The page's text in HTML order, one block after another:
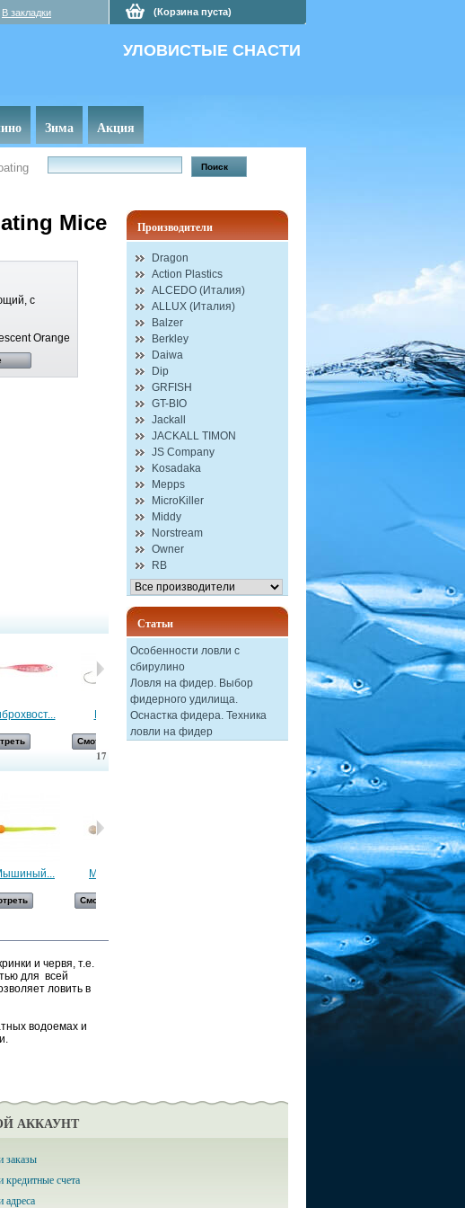
В закладки (Корзина пуста)
УЛОВИСТЫЕ СНАСТИ
Зима Акция
Mice
с
Orange
Блесна...
Смотреть
Естественная...
Смотреть Смотреть
17
Мышиный...
Смотреть
Berkley,... Berkley,...
Смотреть
и червя, т.е.
для всей
ловить в
водоемах и
Производители
Dragon
Action Plastics
ALCEDO (Италия)
ALLUX (Италия)
Balzer
Berkley
Daiwa
Dip
GRFISH
GT-BIO
Jackall
JACKALL TIMON
JS Company
Kosadaka
Mepps
MicroKiller
Middy
Norstream
Owner
RB
Статьи
Особенности ловли с
сбирулино
Ловля на фидер. Выбор
фидерного удилища.
Оснастка фидера. Техника
ловли на фидер
АККАУНТ
заказы
счета